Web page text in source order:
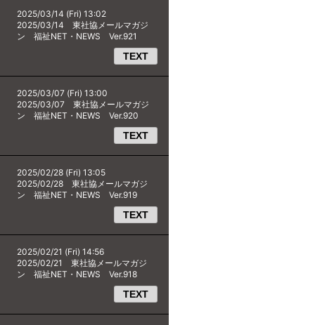
2025/03/14 (Fri) 13:02
2025/03/14 東社協メールマガジ
ン 福祉NET・NEWS Ver.921
TEXT
2025/03/07 (Fri) 13:00
2025/03/07 東社協メールマガジ
ン 福祉NET・NEWS Ver.920
TEXT
2025/02/28 (Fri) 13:05
2025/02/28 東社協メールマガジ
ン 福祉NET・NEWS Ver.919
TEXT
2025/02/21 (Fri) 14:56
2025/02/21 東社協メールマガジ
ン 福祉NET・NEWS Ver.918
TEXT